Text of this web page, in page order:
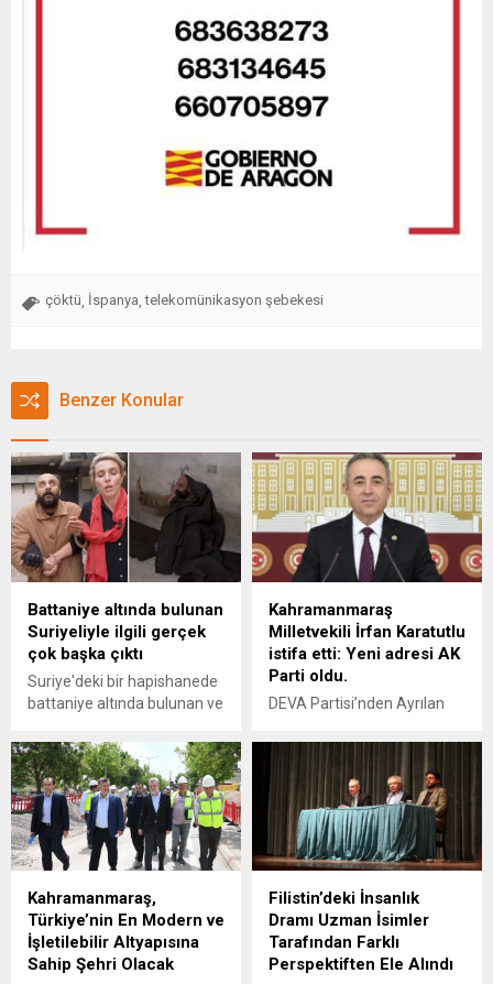
çöktü, İspanya,telekomünikasyon şebekesi
Benzer Konular
Battaniye altında bulunan
Suriyeliyle ilgili gerçek
çok başka çıktı
Suriye'deki bir hapishanede
battaniye altında bulunan ve
gördü" başlığıyla dünyaya
servis edilen görüntülerdeki
şahsın, rejim istihbarat
subayı olduğu ve üstleriyle
gasptan pay alma
konusunda anlaşmazlık
tutuklandığı ortaya çıktı.
Kahramanmaraş
Milletvekili İrfan Karatutlu
istifa etti: Yeni adresi AK
Parti oldu.
DEVA Partisi’nden Ayrılan
Dr. İrfan Karatutlu, AK
Parti’ye KatıldıDEVA
Partisi’nden istifa eden
Kahramanmaraş Milletvekili
Dr. İrfan Karatutlu’nun yeni
siyasi adresi AK Parti oldu.
Cumhurbaşkanı Recep
Tayyip Erdoğan’ın çarşamba
günü düzenlenecek grup
toplantısında takacağı
Kahramanmaraş,
Türkiye’nin En Modern ve
İşletilebilir Altyapısına
Sahip Şehri Olacak
Filistin’deki İnsanlık
Dramı Uzman İsimler
Tarafından Farklı
Perspektiften Ele Alındı